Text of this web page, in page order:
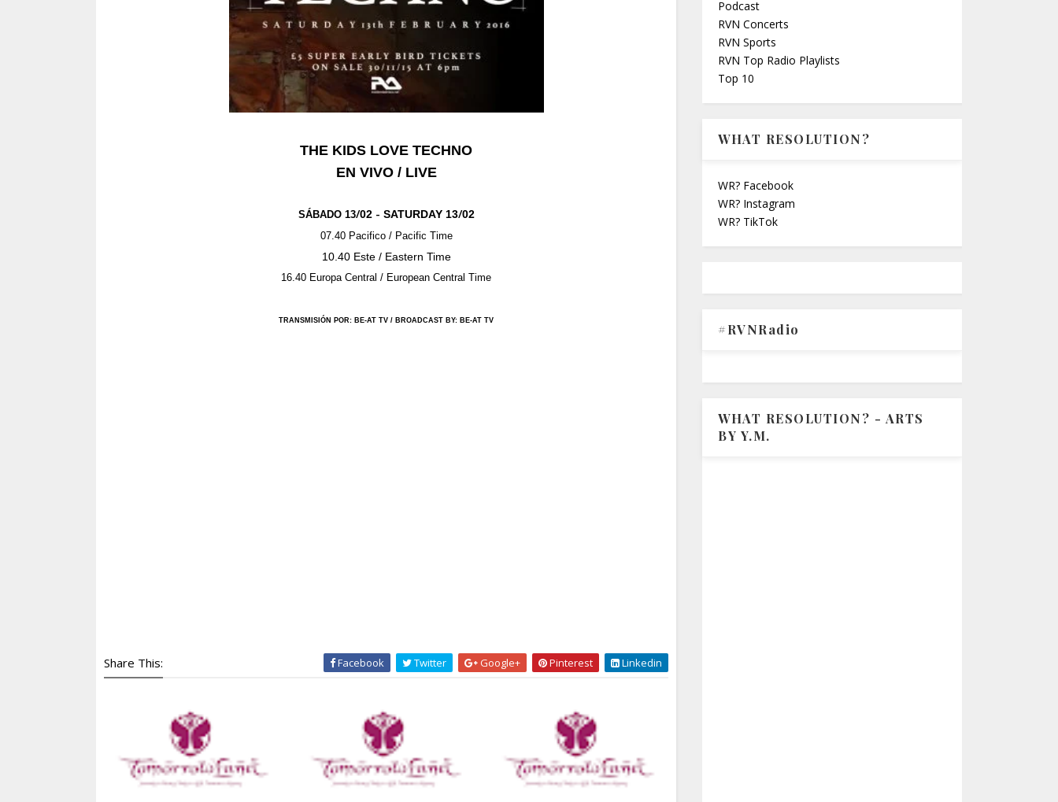
THE KIDS LOVE TECHNO
EN VIVO / LIVE
SÁBADO 13/02- SATURDAY 13/02
07.40Pacifico / Pacific Time
10. 40Este / Eastern Time
16.40 Europa Central / European Central Time
TRANSMISIÓN POR: BE-AT TV / BROADCAST BY: BE-AT TV
Share This: Facebook Twitter Google+ Pinterest Linkedin
Podcast
RVN Concerts
RVN Sports
RVN Top Radio Playlists
Top 10
WHAT RESOLUTION?
WR? Facebook
WR? Instagram
WR? TikTok
#RVNRadio
WHAT RESOLUTION? - ARTS
BY Y.M.